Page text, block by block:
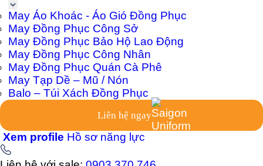
May Áo Khoác - Áo Gió Đồng Phục
May Đồng Phục Công Sở
May Đồng Phục Bảo Hộ Lao Động
May Đồng Phục Công Nhân
May Đồng Phục Quán Cà Phê
May Tạp Dề – Mũ / Nón
Balo – Túi Xách Đồng Phục
Liên hệ ngay
Xem profile Hồ sơ năng lực